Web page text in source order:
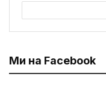
Ми на Facebook